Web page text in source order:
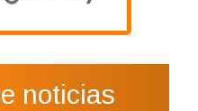
noticias